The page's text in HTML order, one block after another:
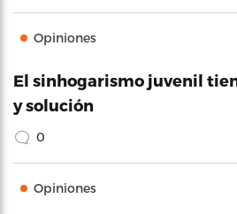
Opiniones
El sinhogarismo juvenil
y solución
0
Opiniones